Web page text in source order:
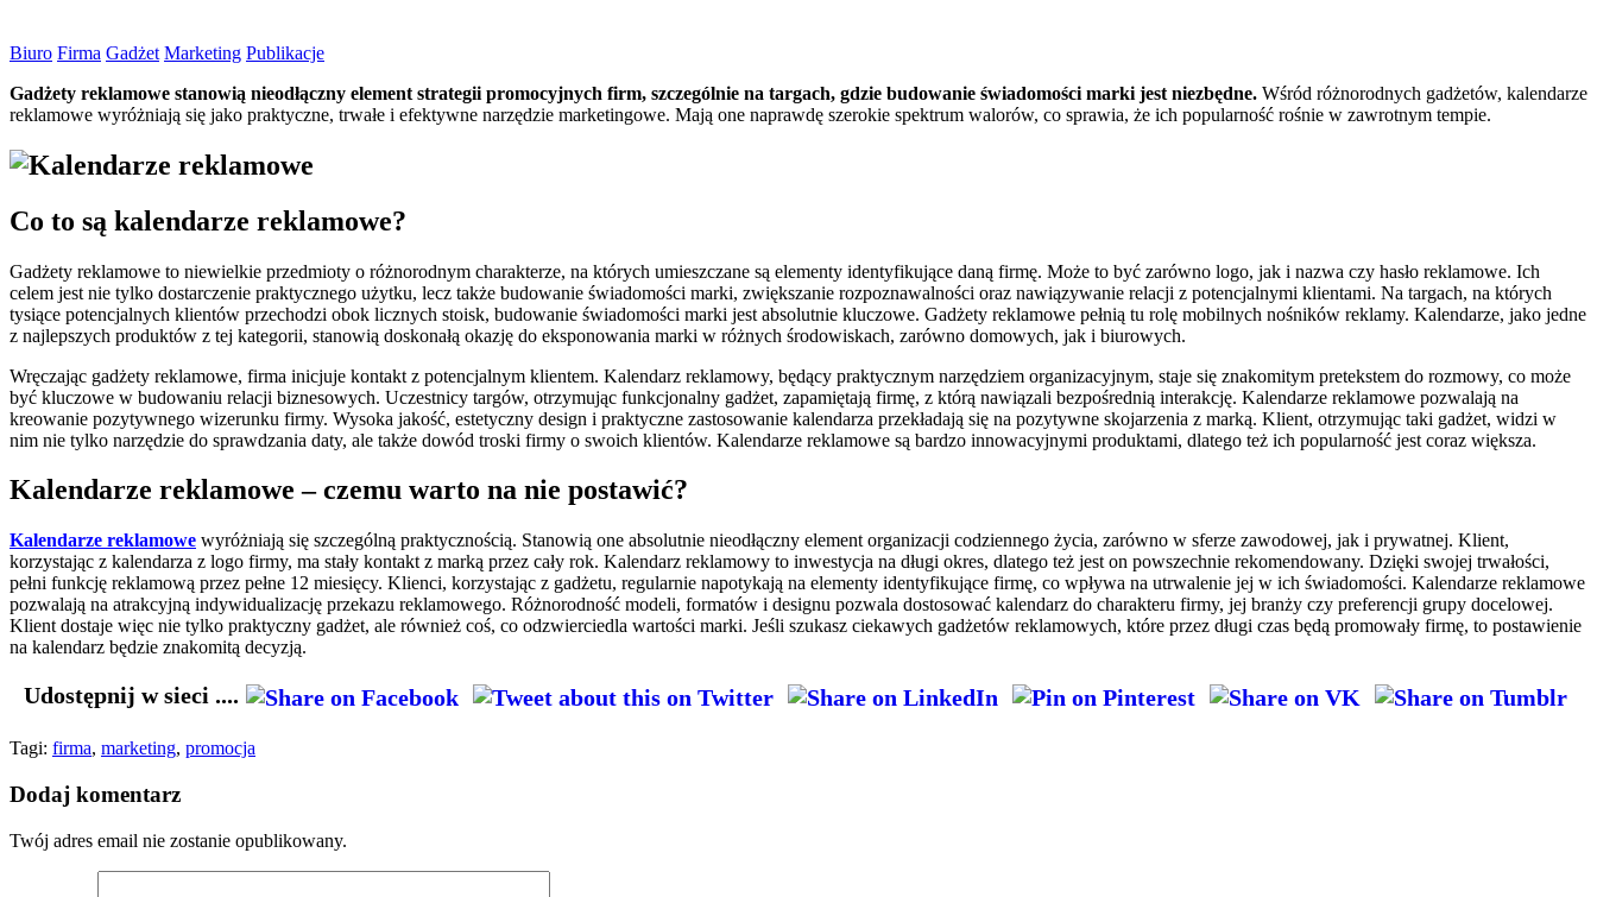
Biuro Firma Gadżet Marketing Publikacje
Gadżety reklamowe stanowią nieodłączny element strategii promocyjnych firm, szczególnie na targach, gdzie budowanie świadomości marki jest niezbędne. Wśród różnorodnych gadżetów, kalendarze
reklamowe wyróżniają się jako praktyczne, trwałe i efektywne narzędzie marketingowe. Mają one naprawdę szerokie spektrum walorów, co sprawia, że ich popularność rośnie w zawrotnym tempie.
Co to są kalendarze reklamowe?
Gadżety reklamowe to niewielkie przedmioty o różnorodnym charakterze, na których umieszczane są elementy identyfikujące daną firmę. Może to być zarówno logo, jak i nazwa czy hasło reklamowe. Ich
celem jest nie tylko dostarczenie praktycznego użytku, lecz także budowanie świadomości marki, zwiększanie rozpoznawalności oraz nawiązywanie relacji z potencjalnymi klientami. Na targach, na których
tysiące potencjalnych klientów przechodzi obok licznych stoisk, budowanie świadomości marki jest absolutnie kluczowe. Gadżety reklamowe pełnią tu rolę mobilnych nośników reklamy. Kalendarze, jako jedne
z najlepszych produktów z tej kategorii, stanowią doskonałą okazję do eksponowania marki w różnych środowiskach, zarówno domowych, jak i biurowych.
Wręczając gadżety reklamowe, firma inicjuje kontakt z potencjalnym klientem. Kalendarz reklamowy, będący praktycznym narzędziem organizacyjnym, staje się znakomitym pretekstem do rozmowy, co może
być kluczowe w budowaniu relacji biznesowych. Uczestnicy targów, otrzymując funkcjonalny gadżet, zapamiętają firmę, z którą nawiązali bezpośrednią interakcję. Kalendarze reklamowe pozwalają na
kreowanie pozytywnego wizerunku firmy. Wysoka jakość, estetyczny design i praktyczne zastosowanie kalendarza przekładają się na pozytywne skojarzenia z marką. Klient, otrzymując taki gadżet, widzi w
nim nie tylko narzędzie do sprawdzania daty, ale także dowód troski firmy o swoich klientów. Kalendarze reklamowe są bardzo innowacyjnymi produktami, dlatego też ich popularność jest coraz większa.
Kalendarze reklamowe – czemu warto na nie postawić?
Kalendarze reklamowe wyróżniają się szczególną praktycznością. Stanowią one absolutnie nieodłączny element organizacji codziennego życia, zarówno w sferze zawodowej, jak i prywatnej. Klient,
korzystając z kalendarza z logo firmy, ma stały kontakt z marką przez cały rok. Kalendarz reklamowy to inwestycja na długi okres, dlatego też jest on powszechnie rekomendowany. Dzięki swojej trwałości,
pełni funkcję reklamową przez pełne 12 miesięcy. Klienci, korzystając z gadżetu, regularnie napotykają na elementy identyfikujące firmę, co wpływa na utrwalenie jej w ich świadomości. Kalendarze reklamowe
pozwalają na atrakcyjną indywidualizację przekazu reklamowego. Różnorodność modeli, formatów i designu pozwala dostosować kalendarz do charakteru firmy, jej branży czy preferencji grupy docelowej.
Klient dostaje więc nie tylko praktyczny gadżet, ale również coś, co odzwierciedla wartości marki. Jeśli szukasz ciekawych gadżetów reklamowych, które przez długi czas będą promowały firmę, to postawienie
na kalendarz będzie znakomitą decyzją.
Udostępnij w sieci ....
Tagi: firma, marketing, promocja
Dodaj komentarz
Twój adres email nie zostanie opublikowany.